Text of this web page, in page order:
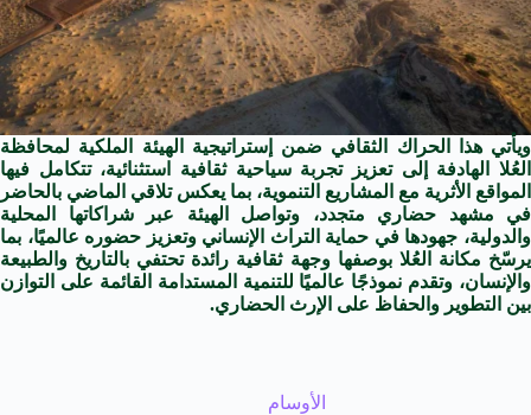
ويأتي هذا الحراك الثقافي ضمن إستراتيجية الهيئة الملكية لمحافظة
العُلا الهادفة إلى تعزيز تجربة سياحية ثقافية استثنائية، تتكامل فيها
المواقع الأثرية مع المشاريع التنموية، بما يعكس تلاقي الماضي بالحاضر
في مشهد حضاري متجدد، وتواصل الهيئة عبر شراكاتها المحلية
والدولية، جهودها في حماية التراث الإنساني وتعزيز حضوره عالميًا، بما
يرسّخ مكانة العُلا بوصفها وجهة ثقافية رائدة تحتفي بالتاريخ والطبيعة
والإنسان، وتقدم نموذجًا عالميًا للتنمية المستدامة القائمة على التوازن
بين التطوير والحفاظ على الإرث الحضاري.
الأوسام